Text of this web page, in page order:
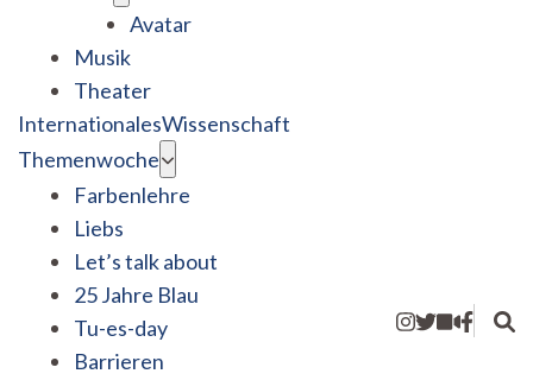
Avatar
Musik
Theater
InternationalesWissenschaft
Themenwoche
Farbenlehre
Liebs
Let’s talk about
25 Jahre Blau
Tu-es-day
Barrieren